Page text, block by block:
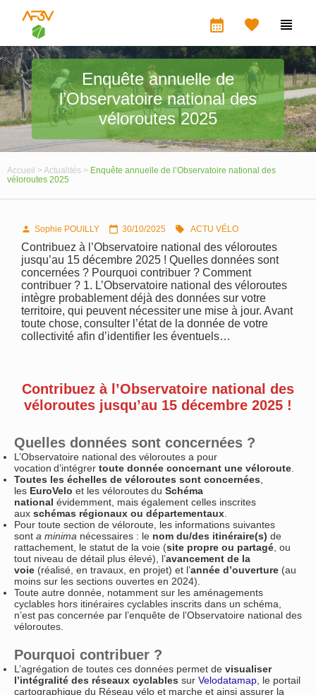
calendar_month  
Enquête annuelle de
l’Observatoire national des
véloroutes 2025
Accueil > Actualités > Enquête annuelle de l’Observatoire national des
véloroutes 2025
 Sophie POUILLY  30/10/2025  ACTU VÉLO
Contribuez à l’Observatoire national des véloroutes
jusqu’au 15 décembre 2025 ! Quelles données sont
concernées ? Pourquoi contribuer ? Comment
contribuer ? 1. L’Observatoire national des véloroutes
intègre probablement déjà des données sur votre
territoire, qui peuvent nécessiter une mise à jour. Avant
toute chose, consulter l’état de la donnée de votre
collectivité afin d’identifier les éventuels…
Contribuez à l’Observatoire national des
véloroutes jusqu’au 15 décembre 2025 !
Quelles données sont concernées ?
L’Observatoire national des véloroutes a pour
vocation d’intégrer toute donnée concernant une véloroute
Toutes les échelles de véloroutes sont concernées
les EuroVelo et les véloroutes du Schéma
national évidemment, mais également celles inscrites
aux schémas régionaux ou départementaux
Pour toute section de véloroute, les informations suivantes
sont a minima nécessaires : le nom du/des itinéraire(s) de
rattachement, le statut de la voie (site propre ou partagé , ou
tout niveau de détail plus élevé), l’avancement de la
voie (réalisé, en travaux, en projet) et l’année d’ouverture (au
moins sur les sections ouvertes en 2024).
Toute autre donnée, notamment sur les aménagements
cyclables hors itinéraires cyclables inscrits dans un schéma,
n’est pas concernée par l’enquête de l’Observatoire national des
véloroutes.
Pourquoi contribuer ?
L’agrégation de toutes ces données permet de visualiser
l’intégralité des réseaux cyclables sur Velodatamap , le portail
cartographique du Réseau vélo et marche et ainsi assurer la